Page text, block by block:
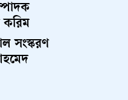
করিম
সংস্করণ